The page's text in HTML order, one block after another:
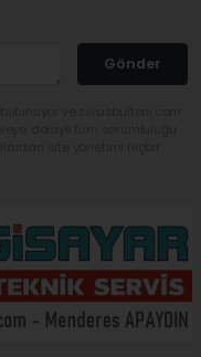
Gönder